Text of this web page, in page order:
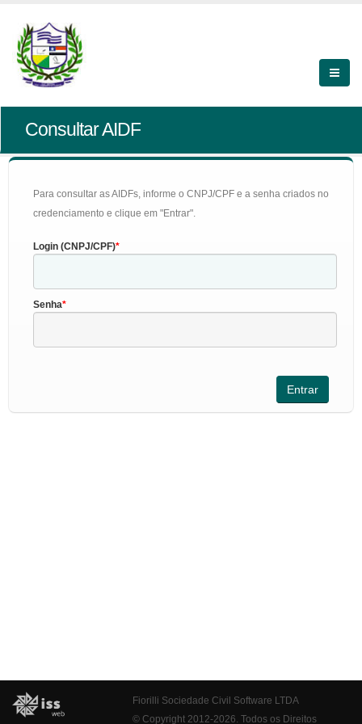
Consultar AIDF
Para consultar as AIDFs, informe o CNPJ/CPF e a senha criados no
credenciamento e clique em "Entrar".
Login (CNPJ/CPF)
Senha
Fiorilli Sociedade Civil Software LTDA
© Copyright 2012-2026. Todos os Direitos